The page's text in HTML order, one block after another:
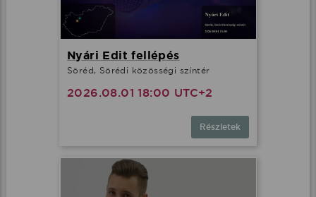
Nyári Edit fellépés
Söréd, Sörédi közösségi színtér
2026.08.01 18:00 UTC+2
Részletek